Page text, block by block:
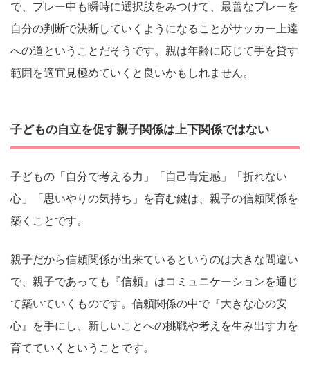
で、プレー中も瞬時に選択肢をみつけて、最善なプレーを
自分の判断で決断していくようになることがサッカー上達
への道ということだそうです。親は年齢に応じて手を貸す
範囲を適宜見極めていくと良いかもしれません。
子どもの自立を促す親子関係は上下関係ではない
子どもの「自分で考える力」「自己肯定感」「折れない
心」「思いやりの気持ち」を育む鍵は、親子の信頼関係を
築くことです。
親子だから信頼関係が出来ているというのは大きな間違い
で、親子であっても『信頼』はコミュニケーションを通じ
て築いていくものです。信頼関係の中で『大きな心の安
心』を手にし、新しいことへの挑戦や考えを生み出す力を
育てていくということです。